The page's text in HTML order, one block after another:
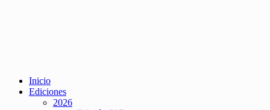
Inicio
Ediciones
2026